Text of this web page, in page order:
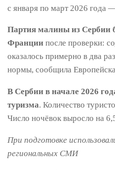
с января по март 2026 года
Партия малины из Сербии
Франции после проверки:
оказалось примерно в два
нормы, сообщила
В Сербии в начале 2026
туризма. Количество
Число ночёвок выросло на
При подготовке
региональных СМИ